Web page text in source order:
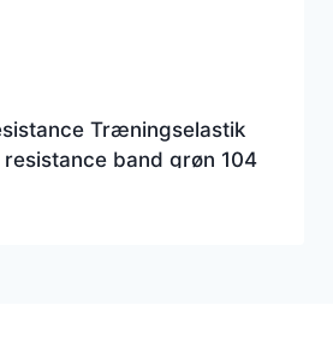
Træningselastik
resistance band grøn 104